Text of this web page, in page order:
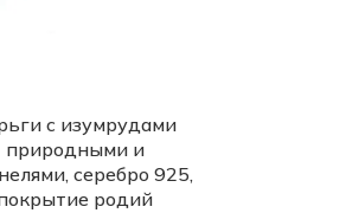
с изумрудами
природными и
серебро 925,
родий